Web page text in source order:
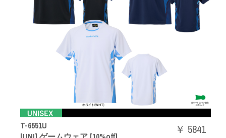
T-6551U
￥ 5841